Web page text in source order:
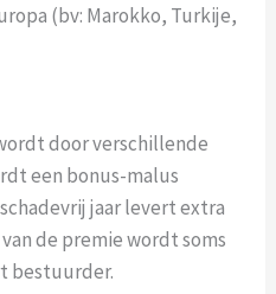
(bv: Marokko, Turkije,
door verschillende
een bonus-malus
jaar levert extra
de premie wordt soms
bestuurder.